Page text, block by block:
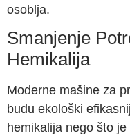
osoblja.
Smanjenje
Hemikalija
Moderne mašine za
budu ekološki
hemikalija nego što